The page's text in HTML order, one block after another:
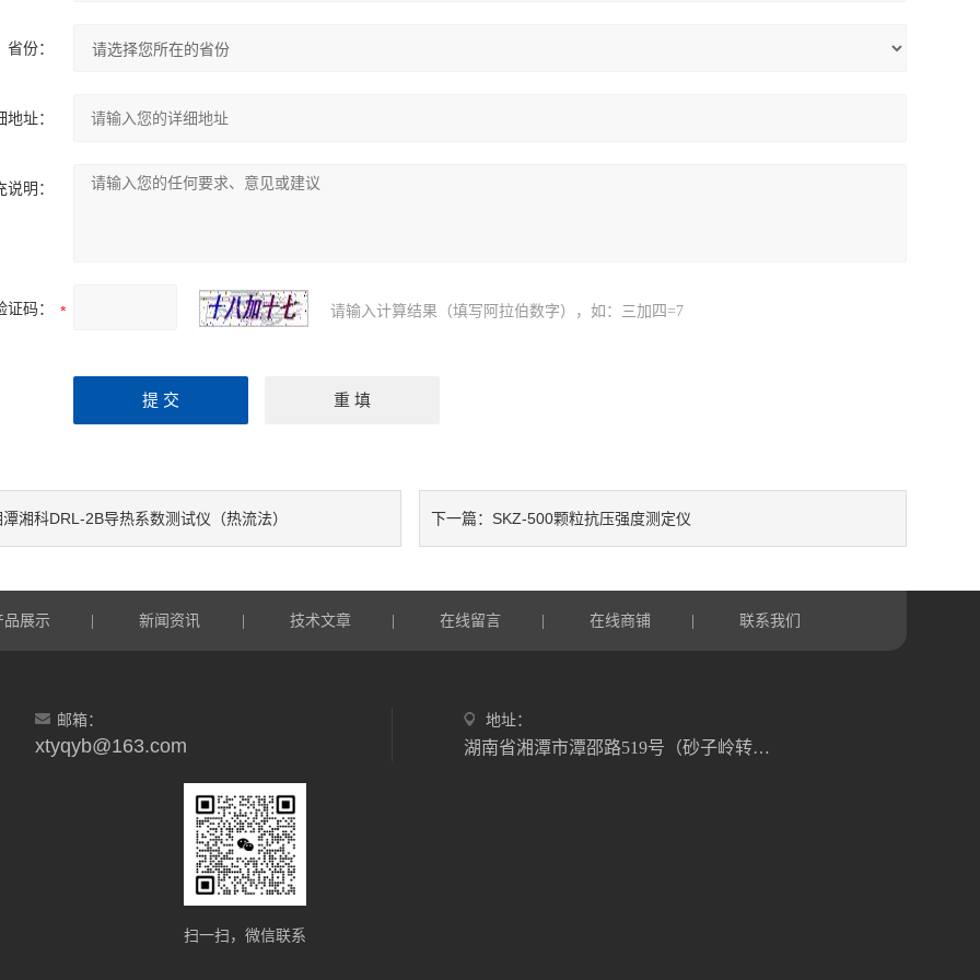
省份：
地址：
说明：
证码： 请输入计算结果（填写阿拉伯数字），如：三加四=7
湘科DRL-2B导热系数测试仪（热流法） 下一篇： SKZ-500颗粒抗压强度测定仪
品展示 新闻资讯 技术文章 在线留言 在线商铺 联系我们
邮箱：
xtyqyb@163.com
地址：
湖南省湘潭市潭邵路519号（砂子岭转盘往湘乡方向1.2公里）
扫一扫，微信联系